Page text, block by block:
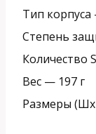
Тип
Степень
Количество
Вес — 197 г
Размеры